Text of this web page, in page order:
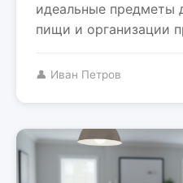
идеальные предметы
пищи и организации
👤 Иван Петров